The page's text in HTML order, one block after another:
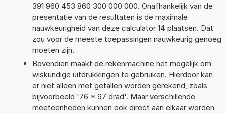
391 960 453 860 300 000 000. Onafhankelijk van de
presentatie van de resultaten is de maximale
nauwkeurigheid van deze calculator 14 plaatsen. Dat
zou voor de meeste toepassingen nauwkeurig genoeg
moeten zijn.
Bovendien maakt de rekenmachine het mogelijk om
wiskundige uitdrukkingen te gebruiken. Hierdoor kan
er niet alleen met getallen worden gerekend, zoals
bijvoorbeeld '76 * 97 drad'. Maar verschillende
meeteenheden kunnen ook direct aan elkaar worden